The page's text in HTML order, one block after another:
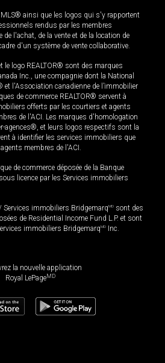
MLS® ainsi que les logos qui s'y rapportent
rendus par les membres
de l'achat, de la vente et de la location de
d'un système de vente collaborative.
le logo REALTOR® sont des marques
Inc., une compagnie dont la National
et l'Association canadienne de l’immobilier
de commerce REALTOR® servent à
offerts par les courtiers et agents
de l'ACI. Les marques d'homologation
agences®, et leurs logos respectifs sont la
à identifier les services immobiliers que
membres de l'ACI.
de commerce déposée de la Banque
licence par les Services immobiliers
Services immobiliers BridgemarqMD sont des
de Residential Income Fund L.P. et sont
immobiliers BridgemarqMD Inc.
la nouvelle application
Royal LePageMD